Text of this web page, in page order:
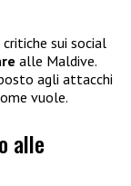
sui social
alle Maldive.
agli attacchi
vuole.
alle